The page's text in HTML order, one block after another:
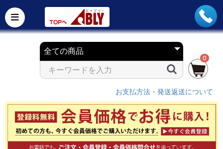
0
お支払方法・発送返送について